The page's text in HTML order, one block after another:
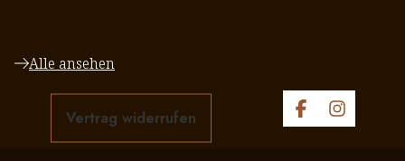
Alle ansehen
Vertrag widerrufen